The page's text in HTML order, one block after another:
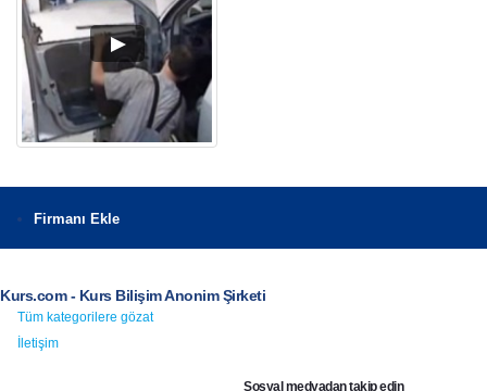
Firmanı Ekle
Kurs.com - Kurs Bilişim Anonim Şirketi
Tüm kategorilere gözat
İletişim
Sosyal medyadan takip edin